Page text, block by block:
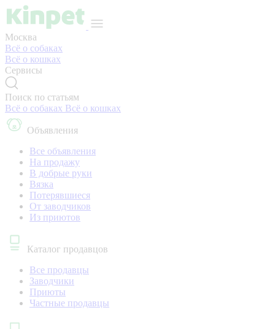
Москва
Всё о собаках
Всё о кошках
Сервисы
Поиск по статьям
Всё о собаках Всё о кошках
Объявления
Все объявления
На продажу
В добрые руки
Вязка
Потерявшиеся
От заводчиков
Из приютов
Каталог продавцов
Все продавцы
Заводчики
Приюты
Частные продавцы